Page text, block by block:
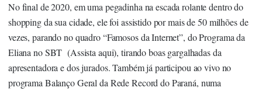
No final de 2020, em uma pegadinha na escada rolante dentro do
shopping da sua cidade, ele foi assistido por mais de 50 milhões de
vezes, parando no quadro “Famosos da Internet”, do Programa da
Eliana no SBT (Assista aqui), tirando boas gargalhadas da
apresentadora e dos jurados. Também já participou ao vivo no
programa Balanço Geral da Rede Record do Paraná, numa